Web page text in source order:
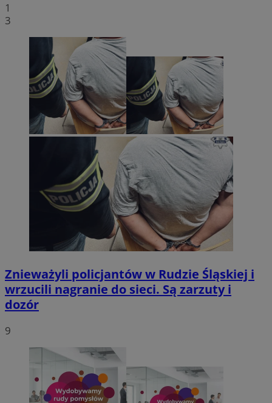
1
3
Znieważyli policjantów w Rudzie Śląskiej i
wrzucili nagranie do sieci. Są zarzuty i
dozór
9